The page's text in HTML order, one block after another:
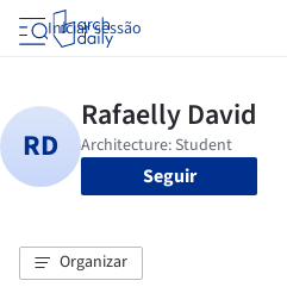
Iniciar sessão
Seguir
Organizar